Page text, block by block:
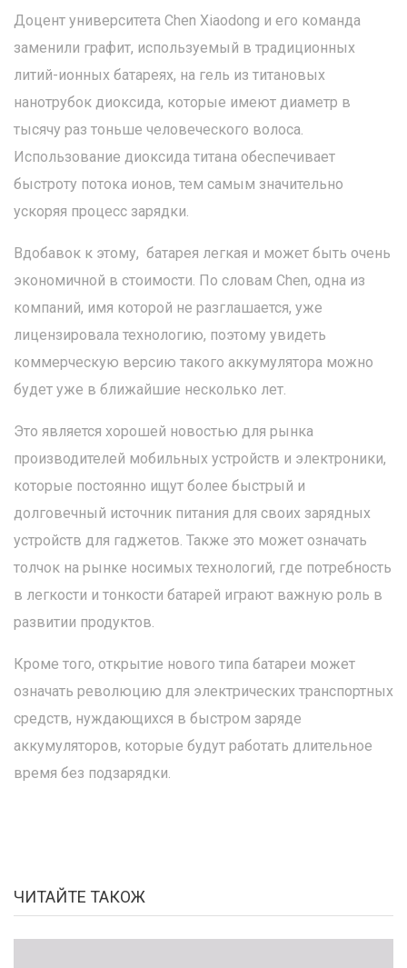
Доцент университета Chen Xiaodong и его команда
заменили графит, используемый в традиционных
литий-ионных батареях, на гель из титановых
нанотрубок диоксида, которые имеют диаметр в
тысячу раз тоньше человеческого волоса.
Использование диоксида титана обеспечивает
быстроту потока ионов, тем самым значительно
ускоряя процесс зарядки.
Вдобавок к этому, батарея легкая и может быть очень
экономичной в стоимости. По словам Chen, одна из
компаний, имя которой не разглашается, уже
лицензировала технологию, поэтому увидеть
коммерческую версию такого аккумулятора можно
будет уже в ближайшие несколько лет.
Это является хорошей новостью для рынка
производителей мобильных устройств и электроники,
которые постоянно ищут более быстрый и
долговечный источник питания для своих зарядных
устройств для гаджетов. Также это может означать
толчок на рынке носимых технологий, где потребность
в легкости и тонкости батарей играют важную роль в
развитии продуктов.
Кроме того, открытие нового типа батареи может
означать революцию для электрических транспортных
средств, нуждающихся в быстром заряде
аккумуляторов, которые будут работать длительное
время без подзарядки.
ЧИТАЙТЕ ТАКОЖ